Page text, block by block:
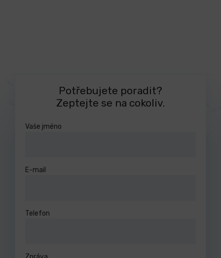
Potřebujete poradit?
Zeptejte se na cokoliv.
Vaše jméno
E-mail
Telefon